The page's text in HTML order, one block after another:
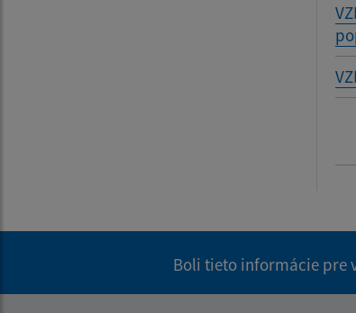
Boli tieto informácie pre